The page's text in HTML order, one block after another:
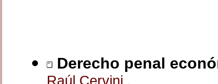
Derecho penal
Raúl Cervini ,